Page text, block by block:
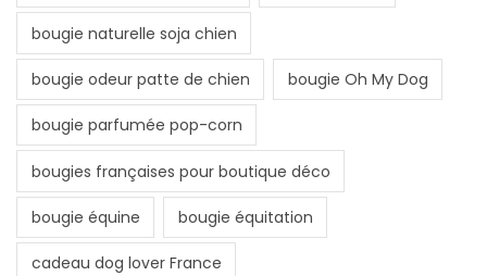
bougie naturelle soja chien
bougie odeur patte de chien bougie Oh My Dog
bougie parfumée pop-corn
bougies françaises pour boutique déco
bougie équine bougie équitation
cadeau dog lover France